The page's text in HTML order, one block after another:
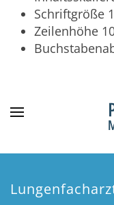
Schriftgröße
Zeilenhöhe